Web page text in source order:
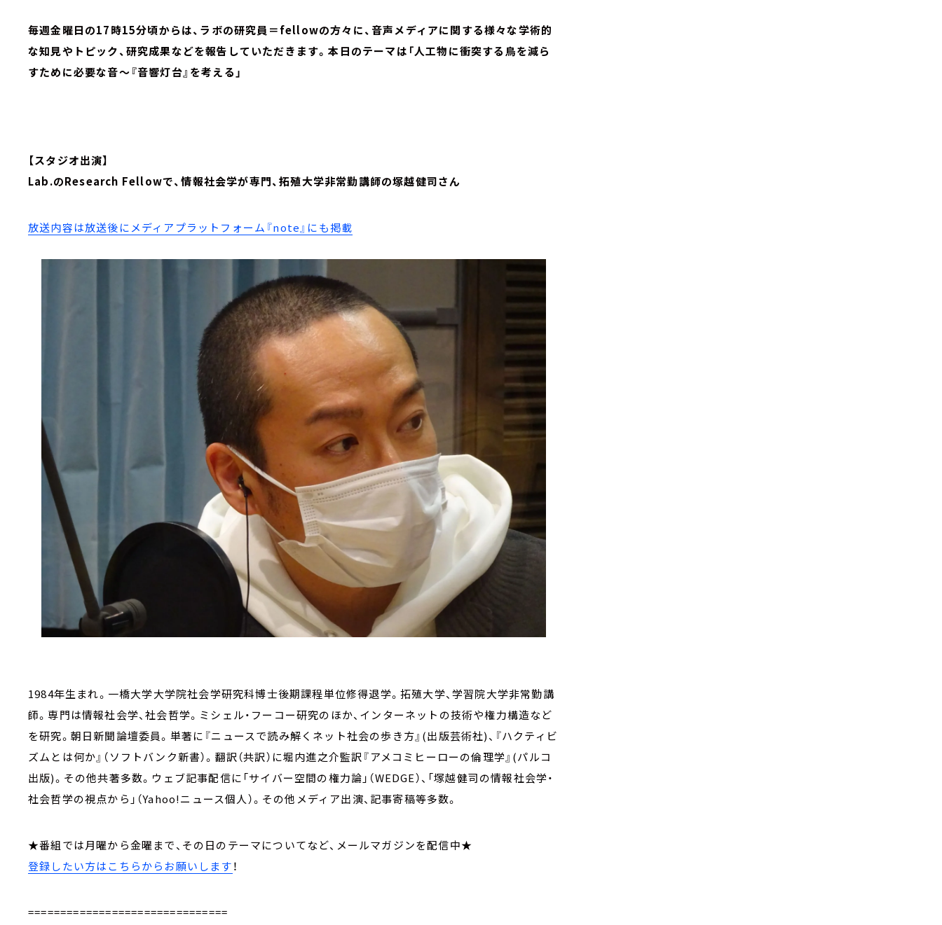
毎週金曜日の17時15分頃からは、ラボの研究員＝fellowの方々に、音声メディアに関する様々な学術的
な知見やトピック、研究成果などを報告していただきます。本日のテーマは「人工物に衝突する鳥を減ら
すために必要な音～『音響灯台』を考える」
【スタジオ出演】
Lab.のResearch Fellowで、情報社会学が専門、拓殖大学非常勤講師の塚越健司さん
放送内容は放送後にメディアプラットフォーム『note』にも掲載
1984年生まれ。一橋大学大学院社会学研究科博士後期課程単位修得退学。拓殖大学、学習院大学非常勤講
師。専門は情報社会学、社会哲学。ミシェル・フーコー研究のほか、インターネットの技術や権力構造など
を研究。朝日新聞論壇委員。単著に『ニュースで読み解くネット社会の歩き方』(出版芸術社)、『ハクティビ
ズムとは何か』（ソフトバンク新書）。翻訳（共訳）に堀内進之介監訳『アメコミヒーローの倫理学』(パルコ
出版)。その他共著多数。ウェブ記事配信に「サイバー空間の権力論」（WEDGE）、「塚越健司の情報社会学・
社会哲学の視点から」（Yahoo!ニュース個人）。その他メディア出演、記事寄稿等多数。
★番組では月曜から金曜まで、その日のテーマについてなど、メールマガジンを配信中★
登録したい方はこちらからお願いします！
===============================